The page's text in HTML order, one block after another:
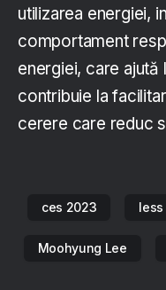
utilizarea energiei,
comportament
energiei, care
contribuie la
cerere care reduc
ces 2023
Moohyung Lee